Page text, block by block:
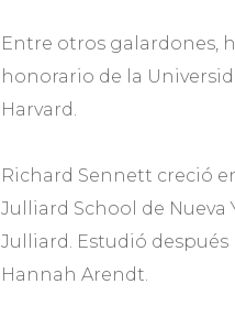
Entre otros galardones,
honorario de la
Harvard.
Richard Sennett creció
Julliard School de
Julliard. Estudió
Hannah Arendt.